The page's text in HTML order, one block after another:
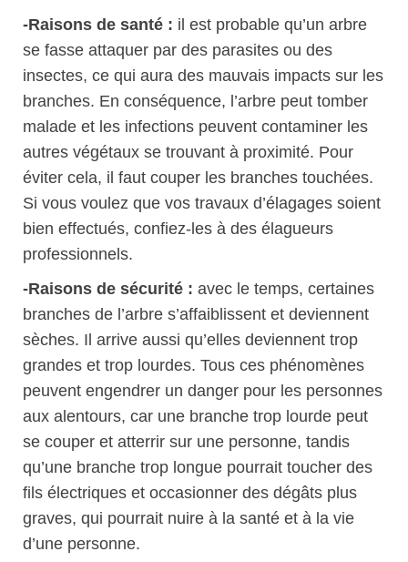
-Raisons de santé : il est probable qu’un arbre
se fasse attaquer par des parasites ou des
insectes, ce qui aura des mauvais impacts sur les
branches. En conséquence, l’arbre peut tomber
malade et les infections peuvent contaminer les
autres végétaux se trouvant à proximité. Pour
éviter cela, il faut couper les branches touchées.
Si vous voulez que vos travaux d’élagages soient
bien effectués, confiez-les à des élagueurs
professionnels.
-Raisons de sécurité : avec le temps, certaines
branches de l’arbre s’affaiblissent et deviennent
sèches. Il arrive aussi qu’elles deviennent trop
grandes et trop lourdes. Tous ces phénomènes
peuvent engendrer un danger pour les personnes
aux alentours, car une branche trop lourde peut
se couper et atterrir sur une personne, tandis
qu’une branche trop longue pourrait toucher des
fils électriques et occasionner des dégâts plus
graves, qui pourrait nuire à la santé et à la vie
d’une personne.